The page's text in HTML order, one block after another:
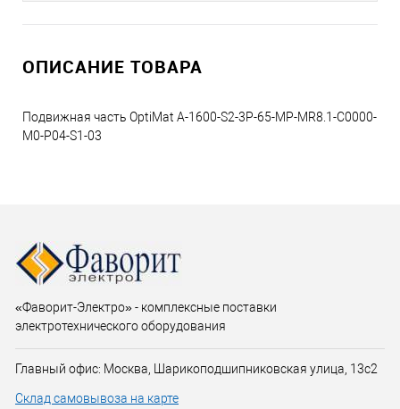
ОПИСАНИЕ ТОВАРА
Подвижная часть OptiMat A-1600-S2-3P-65-MP-MR8.1-C0000-
M0-P04-S1-03
«Фаворит-Электро» - комплексные поставки
электротехнического оборудования
Главный офис: Москва, Шарикоподшипниковская улица, 13с2
Склад самовывоза на карте